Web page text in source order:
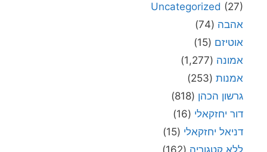
Uncategorized (27)
אהבה (74)
אוטיזם (15)
אמונה (1,277)
אמנות (253)
גרשון הכהן (818)
דור יחזקאלי (16)
דניאל יחזקאלי (15)